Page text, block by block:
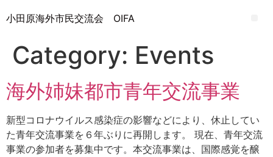
小田原海外市民交流会 OIFA
Category: Events
海外姉妹都市青年交流事業
新型コロナウイルス感染症の影響などにより、休止してい
た青年交流事業を６年ぶりに再開します。 現在、青年交流
事業の参加者を募集中です。本交流事業は、国際感覚を醸